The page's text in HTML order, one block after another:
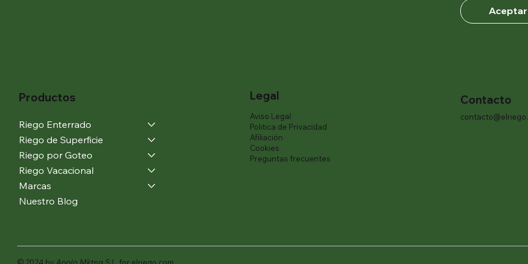
Aceptar
Productos
Riego Enterrado
Riego de Superficie
Riego por Goteo
Riego Vacacional
Marcas
Nuestro Blog
Contacto
Legal
Aviso Legal
Politica de Privacidad
Afiliación
Cookies
Preguntas frecuentes